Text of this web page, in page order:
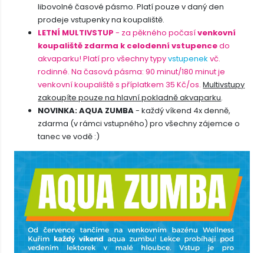
libovolné časové pásmo. Platí pouze v daný den
prodeje vstupenky na koupaliště.
LETNÍ MULTIVSTUP - za pěkného počasívenkovní
koupaliště zdarma k celodenní vstupencedo
akvaparku! Platí pro všechny typyvstupenek vč.
rodinné. Na časová pásma: 90 minut/180 minut je
venkovní koupaliště s příplatkem 35 Kč/os. Multivstupy
zakoupíte pouze na hlavní pokladně akvaparku.
NOVINKA: AQUA ZUMBA- každý víkend 4x denně,
zdarma (v rámci vstupného) pro všechny zájemce o
tanec ve vodě :)